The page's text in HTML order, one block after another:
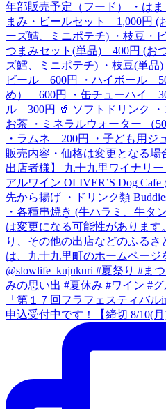
「第１７回フラフェスティバ
申込受付中です！【締切 8/10(月